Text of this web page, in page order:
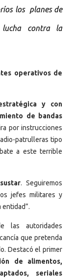
los planes de
contra la
operativos de
y con
de bandas
por instrucciones
patrulleras tipo
a este terrible
. Seguiremos
jefes militares y
las autoridades
que pretenda
Destacó el primer
de alimentos,
seriales